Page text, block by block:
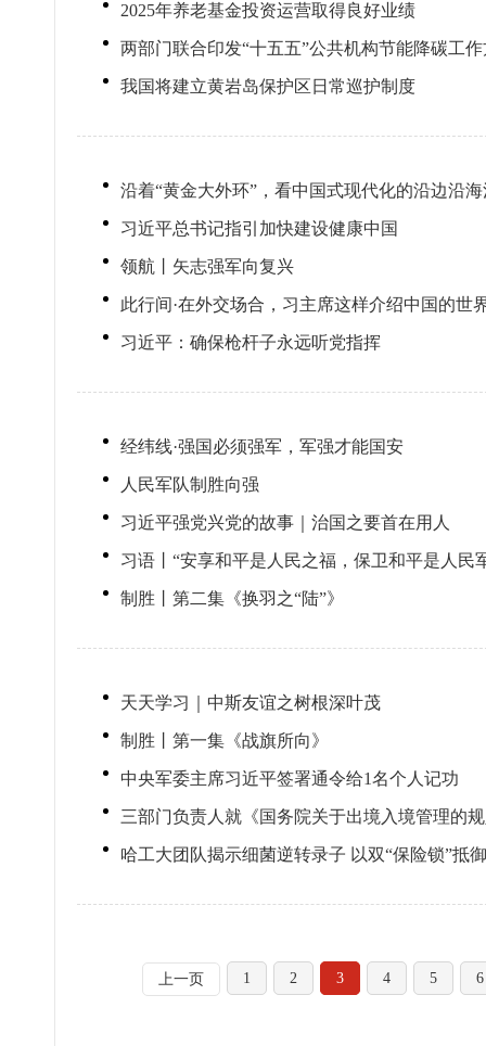
2025年养老基金投资运营取得良好业绩
两部门联合印发“十五五”公共机构节能降碳工
我国将建立黄岩岛保护区日常巡护制度
沿着“黄金大外环”，看中国式现代化的沿边沿
习近平总书记指引加快建设健康中国
领航丨矢志强军向复兴
此行间·在外交场合，习主席这样介绍中国的世
习近平：确保枪杆子永远听党指挥
经纬线·强国必须强军，军强才能国安
人民军队制胜向强
习近平强党兴党的故事｜治国之要首在用人
习语丨“安享和平是人民之福，保卫和平是人民
制胜丨第二集《换羽之“陆”》
天天学习｜中斯友谊之树根深叶茂
制胜丨第一集《战旗所向》
中央军委主席习近平签署通令给1名个人记功
三部门负责人就《国务院关于出境入境管理的
哈工大团队揭示细菌逆转录子 以双“保险锁”抵
上一页 1 2 3 4 5 6